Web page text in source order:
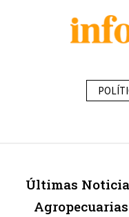
Últimas
Agropecuarias